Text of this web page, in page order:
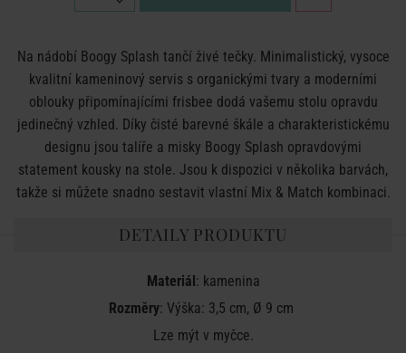
Na nádobí Boogy Splash tančí živé tečky. Minimalistický, vysoce
kvalitní kameninový servis s organickými tvary a moderními
oblouky připomínajícími frisbee dodá vašemu stolu opravdu
jedinečný vzhled. Díky čisté barevné škále a charakteristickému
designu jsou talíře a misky Boogy Splash opravdovými
statement kousky na stole. Jsou k dispozici v několika barvách,
takže si můžete snadno sestavit vlastní Mix & Match kombinaci.
DETAILY PRODUKTU
Materiál: kamenina
Rozměry: Výška: 3,5 cm, Ø 9 cm
Lze mýt v myčce.